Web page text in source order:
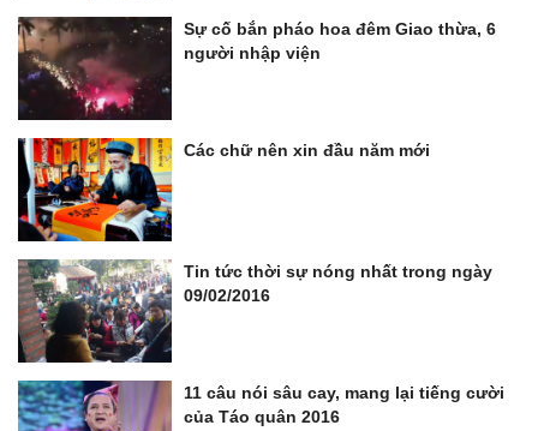
Sự cố bắn pháo hoa đêm Giao thừa, 6
người nhập viện
Các chữ nên xin đầu năm mới
Tin tức thời sự nóng nhất trong ngày
09/02/2016
11 câu nói sâu cay, mang lại tiếng cười
của Táo quân 2016